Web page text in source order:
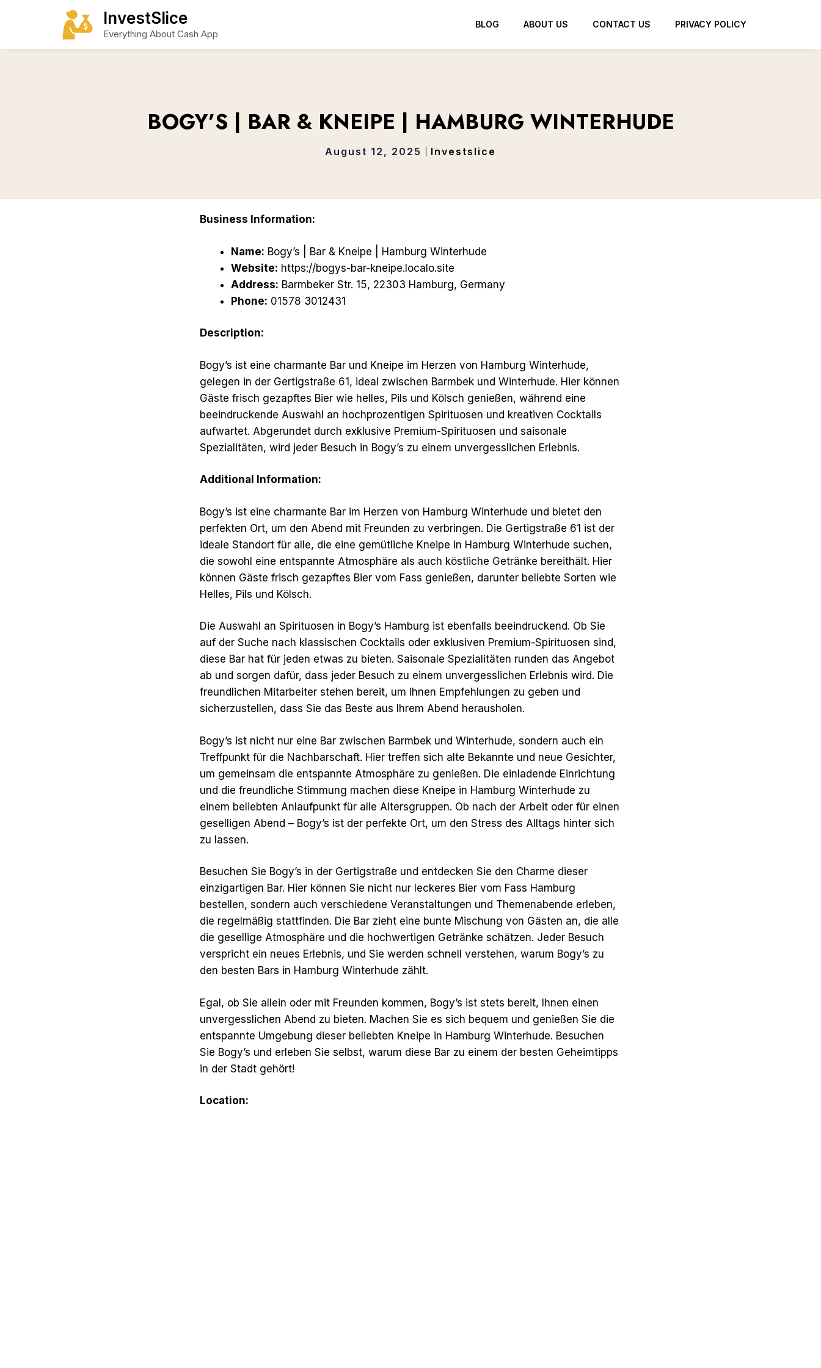
InvestSlice
Everything About Cash App
BLOG ABOUT US CONTACT US PRIVACY POLICY
BOGY’S | BAR & KNEIPE | HAMBURG WINTERHUDE
August 12, 2025 Investslice
Business Information:
Name: Bogy’s | Bar & Kneipe | Hamburg Winterhude
Website: https://bogys-bar-kneipe.localo.site
Address: Barmbeker Str. 15, 22303 Hamburg, Germany
Phone: 01578 3012431
Description:
Bogy’s ist eine charmante Bar und Kneipe im Herzen von Hamburg Winterhude,
gelegen in der Gertigstraße 61, ideal zwischen Barmbek und Winterhude. Hier können
Gäste frisch gezapftes Bier wie helles, Pils und Kölsch genießen, während eine
beeindruckende Auswahl an hochprozentigen Spirituosen und kreativen Cocktails
aufwartet. Abgerundet durch exklusive Premium-Spirituosen und saisonale
Spezialitäten, wird jeder Besuch in Bogy’s zu einem unvergesslichen Erlebnis.
Additional Information:
Bogy’s ist eine charmante Bar im Herzen von Hamburg Winterhude und bietet den
perfekten Ort, um den Abend mit Freunden zu verbringen. Die Gertigstraße 61 ist der
ideale Standort für alle, die eine gemütliche Kneipe in Hamburg Winterhude suchen,
die sowohl eine entspannte Atmosphäre als auch köstliche Getränke bereithält. Hier
können Gäste frisch gezapftes Bier vom Fass genießen, darunter beliebte Sorten wie
Helles, Pils und Kölsch.
Die Auswahl an Spirituosen in Bogy’s Hamburg ist ebenfalls beeindruckend. Ob Sie
auf der Suche nach klassischen Cocktails oder exklusiven Premium-Spirituosen sind,
diese Bar hat für jeden etwas zu bieten. Saisonale Spezialitäten runden das Angebot
ab und sorgen dafür, dass jeder Besuch zu einem unvergesslichen Erlebnis wird. Die
freundlichen Mitarbeiter stehen bereit, um Ihnen Empfehlungen zu geben und
sicherzustellen, dass Sie das Beste aus Ihrem Abend herausholen.
Bogy’s ist nicht nur eine Bar zwischen Barmbek und Winterhude, sondern auch ein
Treffpunkt für die Nachbarschaft. Hier treffen sich alte Bekannte und neue Gesichter,
um gemeinsam die entspannte Atmosphäre zu genießen. Die einladende Einrichtung
und die freundliche Stimmung machen diese Kneipe in Hamburg Winterhude zu
einem beliebten Anlaufpunkt für alle Altersgruppen. Ob nach der Arbeit oder für einen
geselligen Abend – Bogy’s ist der perfekte Ort, um den Stress des Alltags hinter sich
zu lassen.
Besuchen Sie Bogy’s in der Gertigstraße und entdecken Sie den Charme dieser
einzigartigen Bar. Hier können Sie nicht nur leckeres Bier vom Fass Hamburg
bestellen, sondern auch verschiedene Veranstaltungen und Themenabende erleben,
die regelmäßig stattfinden. Die Bar zieht eine bunte Mischung von Gästen an, die alle
die gesellige Atmosphäre und die hochwertigen Getränke schätzen. Jeder Besuch
verspricht ein neues Erlebnis, und Sie werden schnell verstehen, warum Bogy’s zu
den besten Bars in Hamburg Winterhude zählt.
Egal, ob Sie allein oder mit Freunden kommen, Bogy’s ist stets bereit, Ihnen einen
unvergesslichen Abend zu bieten. Machen Sie es sich bequem und genießen Sie die
entspannte Umgebung dieser beliebten Kneipe in Hamburg Winterhude. Besuchen
Sie Bogy’s und erleben Sie selbst, warum diese Bar zu einem der besten Geheimtipps
in der Stadt gehört!
Location: